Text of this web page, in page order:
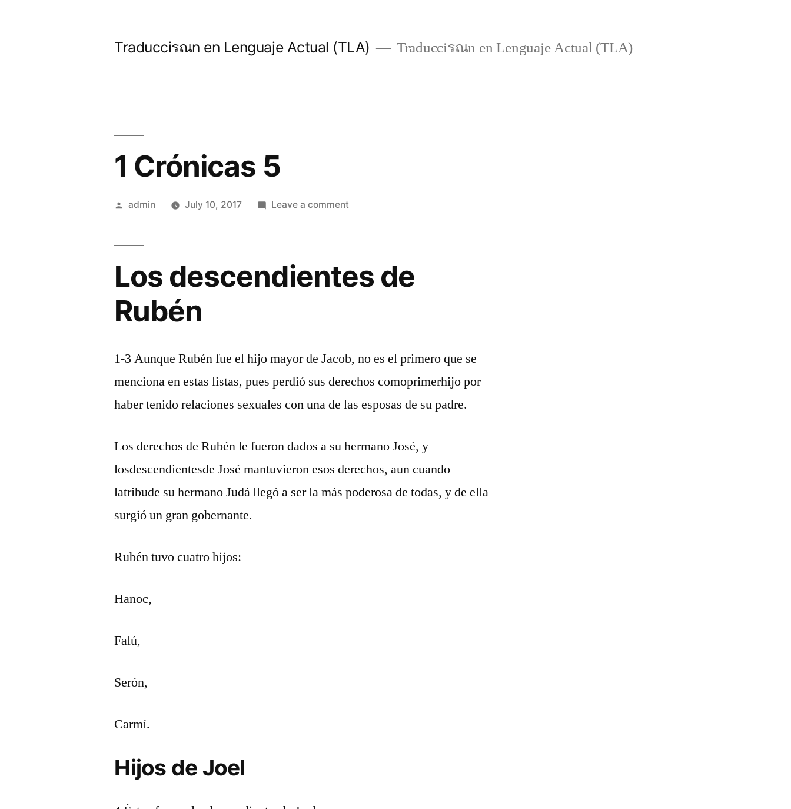
Traducciรณn en Lenguaje Actual (TLA) Traducciรณn en Lenguaje Actual (TLA)
1 Crónicas 5
Posted
admin July 10, 2017 Leave a commenton
Los descendientes de
Rubén
1-3 Aunque Rubén fue el hijo mayor de Jacob, no es el primero que se
menciona en estas listas, pues perdió sus derechos comoprimerhijo por
haber tenido relaciones sexuales con una de las esposas de su padre.
Los derechos de Rubén le fueron dados a su hermano José, y
losdescendientesde José mantuvieron esos derechos, aun cuando
latribude su hermano Judá llegó a ser la más poderosa de todas, y de ella
surgió un gran gobernante.
Rubén tuvo cuatro hijos:
Hanoc,
Falú,
Serón,
Carmí.
Hijos de Joel